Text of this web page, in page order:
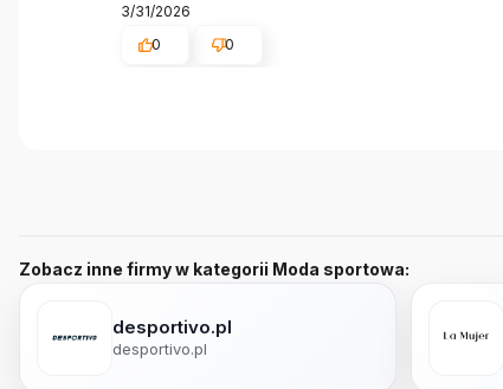
3/31/2026
0
0
Zobacz inne firmy w kategorii Moda sportowa:
desportivo.pl
desportivo.pl